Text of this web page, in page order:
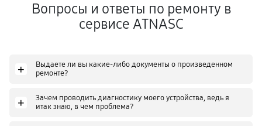
Вопросы и ответы по ремонту в
сервисе ATNASC
+
Выдаете ли вы какие-либо документы о произведенном
ремонте?
+
Зачем проводить диагностику моего устройства, ведь я
итак знаю, в чем проблема?